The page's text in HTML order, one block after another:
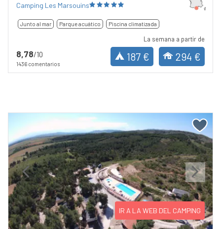
Camping Les Marsouins
Junto al mar Parque acuático Piscina climatizada
8,78/10
1436 comentarios
La semana a partir de
187 € 294 €
Previous Next
IR A LA WEB DEL CAMPING